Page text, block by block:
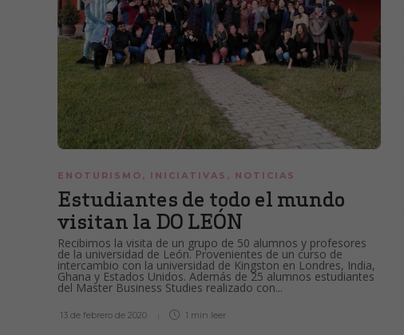
ENOTURISMO , INICIATIVAS , NOTICIAS
Estudiantes de todo el mundo
visitan la DO LEÓN
Recibimos la visita de un grupo de 50 alumnos y profesores
de la universidad de León. Provenientes de un curso de
intercambio con la universidad de Kingston en Londres, India,
Ghana y Estados Unidos. Además de 25 alumnos estudiantes
del Master Business Studies realizado con...
13 de febrero de 2020 1 min leer